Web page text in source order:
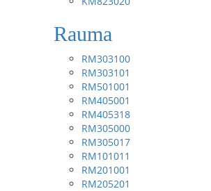
Rauma
RM303100
RM303101
RM501001
RM405001
RM405318
RM305000
RM305017
RM101011
RM201001
RM205201